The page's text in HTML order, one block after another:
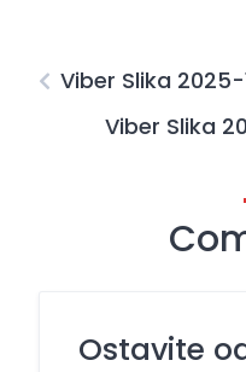
Viber Slika 2025-
Viber Slika
Ostavite